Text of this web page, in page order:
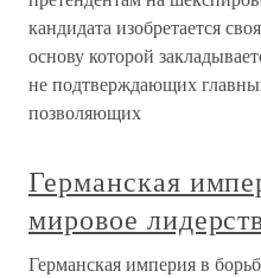
кандидата изобретается
основу которой
не подтверждающих
позволяющих
Германская
мировое
Германская империя в